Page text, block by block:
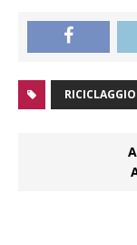
RICICLAGGIO